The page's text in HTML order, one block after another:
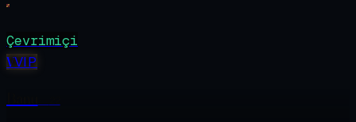
Çevrimiçi
VVIP